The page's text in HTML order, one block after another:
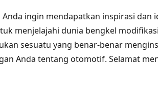
Anda ingin mendapatkan inspirasi dan
menjelajahi dunia bengkel
sesuatu yang benar-benar
Anda tentang otomotif. Selamat